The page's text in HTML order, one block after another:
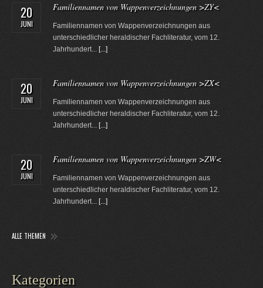
20
JUNI
Familiennamen von Wappenverzeichnungen >ZY<
Familiennamen von Wappenverzeichnungen aus
unterschiedlicher heraldischer Fachliteratur, vom 12.
Jahrhundert... [...]
20
JUNI
Familiennamen von Wappenverzeichnungen >ZX<
Familiennamen von Wappenverzeichnungen aus
unterschiedlicher heraldischer Fachliteratur, vom 12.
Jahrhundert... [...]
20
JUNI
Familiennamen von Wappenverzeichnungen >ZW<
Familiennamen von Wappenverzeichnungen aus
unterschiedlicher heraldischer Fachliteratur, vom 12.
Jahrhundert... [...]
ALLE THEMEN
Kategorien